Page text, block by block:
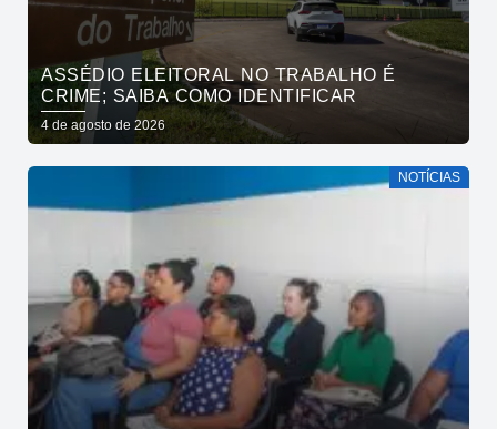
ASSÉDIO ELEITORAL NO TRABALHO É
CRIME; SAIBA COMO IDENTIFICAR
4 de agosto de 2026
NOTÍCIAS